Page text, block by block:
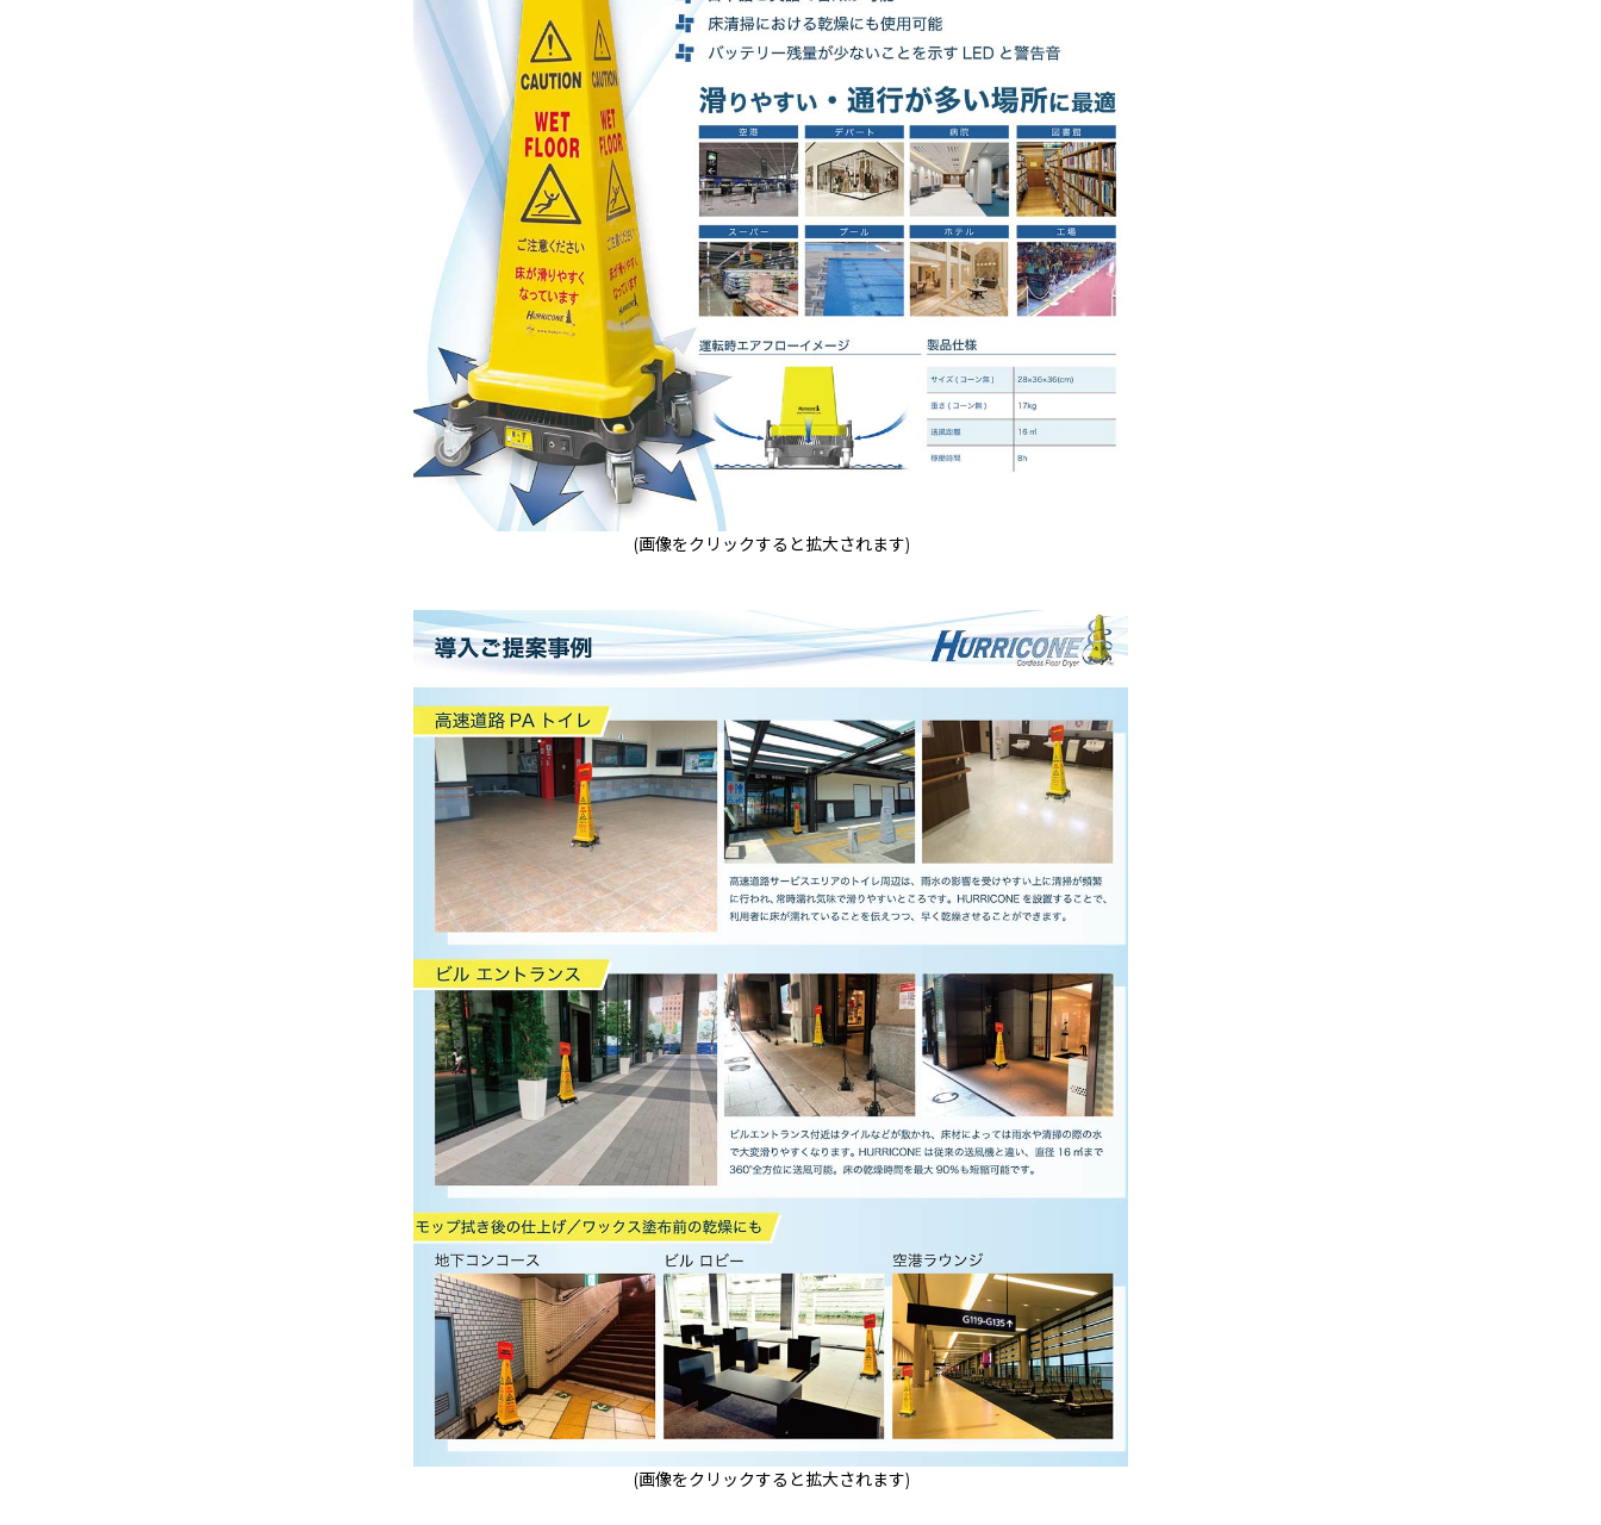
(画像をクリックすると拡大されます)
(画像をクリックすると拡大されます)